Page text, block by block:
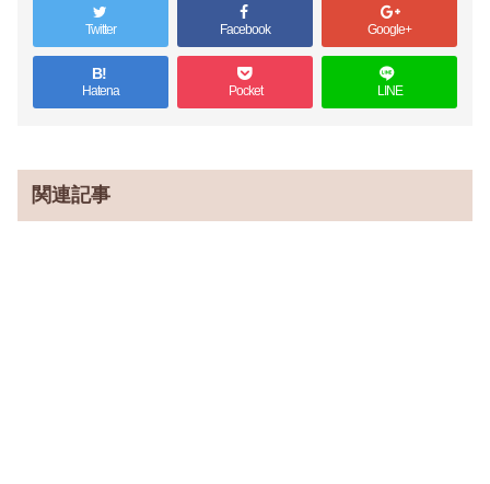
Twitter Facebook Google+
B!
Hatena Pocket LINE
関連記事